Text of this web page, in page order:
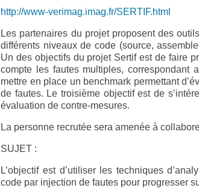
http://www-verimag.imag.fr/SERTIF.html
Les partenaires du projet proposent des
différents niveaux de code (source,
Un des objectifs du projet Sertif est de faire
compte les fautes multiples, correspondant
mettre en place un benchmark permettant
de fautes. Le troisième objectif est de
évaluation de contre-mesures.
La personne recrutée sera amenée à
SUJET :
L’objectif est d’utiliser les techniques
code par injection de fautes pour progresser